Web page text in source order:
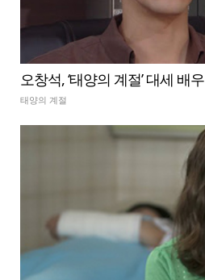
오창석, ‘태양의 계절’ 대세 배우
태양의 계절